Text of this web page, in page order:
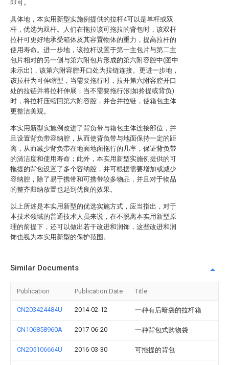
即可。
具体地，本实用新型实施例提供的拉杆4可以是单杆或双
杆，优选为双杆。人们在拖拉该可拖拉的背包时，该双杆
拉杆可更好地承受箱体及其容置物体的重力，提高拉杆的
使用寿命。进一步地，该拉杆设置于第一主包片与第二主
包片相对的另一侧与第六附包片形成的第六附容腔中(图中
未示出)，该第六附容腔开口处为拉链连接。更进一步地，
该拉杆为可伸缩型，当需要拖行时，拉开第六附容腔开口
处的拉链并将拉杆伸展；当不需要拖行(例如拎提或背负)
时，将拉杆压缩回第六附容腔，并合并拉链，使箱包主体
更整洁美观。
本实用新型实施例改进了背负带与箱包主体连接部位，并
且设置背负带容纳腔，从而使背负带与地面保持一定的距
离，从而减少背负带在地面地面拖行的几率，保证背负带
的清洁度和使用寿命；此外，本实用新型实施例提供的可
拖提的背包设置了多个容纳腔，并可根据需要增加或减少
容纳腔，除了易于携带和可携带较多物品，并且对于物品
的整齐归纳放置也起到优良的效果。
以上所述是本实用新型的优选实施方式，应当指出，对于
本技术领域的普通技术人员来说，在不脱离本实用新型原
理的前提下，还可以做出若干改进和润饰，这些改进和润
饰也视为本实用新型的保护范围。
Similar Documents
Publication Publication Date Title
CN203424484U 2014-02-12 一种有后暗袋的拉杆箱
CN106858960A 2017-06-20 一种背包式购物袋
CN205106664U 2016-03-30 可拖提的背包